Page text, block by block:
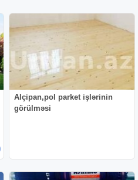
Alçipan,pol parket işlərinin
görülməsi